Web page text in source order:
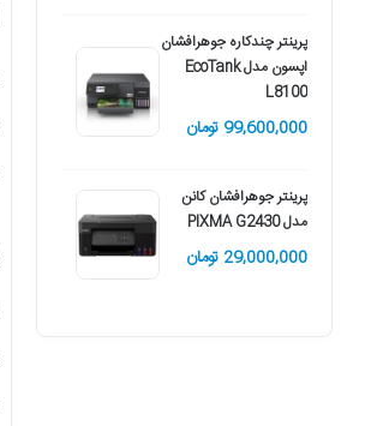
پرینتر چندکاره جوهرافشان
اپسون مدل EcoTank
L8100
99,600,000 تومان
پرینتر جوهرافشان کانن
مدل PIXMA G2430
29,000,000 تومان